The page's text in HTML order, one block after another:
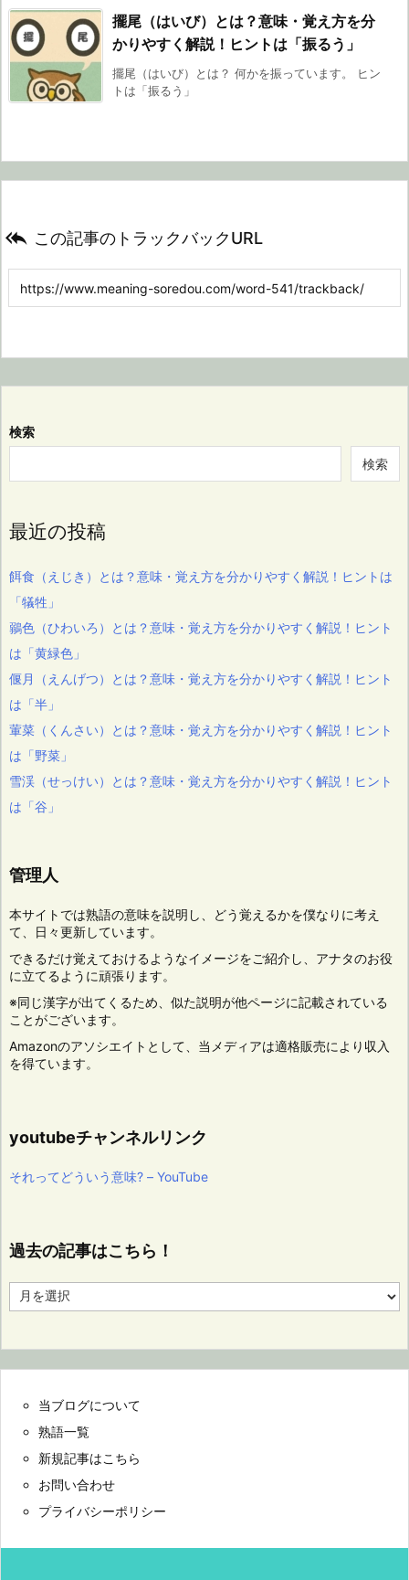
擺尾（はいび）とは？意味・覚え方を分
かりやすく解説！ヒントは「振るう」
擺尾（はいび）とは？ 何かを振っています。 ヒン
トは「振るう」
 この記事のトラックバックURL
検索
検索
最近の投稿
餌食（えじき）とは？意味・覚え方を分かりやすく解説！ヒントは
「犠牲」
鶸色（ひわいろ）とは？意味・覚え方を分かりやすく解説！ヒント
は「黄緑色」
偃月（えんげつ）とは？意味・覚え方を分かりやすく解説！ヒント
は「半」
葷菜（くんさい）とは？意味・覚え方を分かりやすく解説！ヒント
は「野菜」
雪渓（せっけい）とは？意味・覚え方を分かりやすく解説！ヒント
は「谷」
管理人
本サイトでは熟語の意味を説明し、どう覚えるかを僕なりに考え
て、日々更新しています。
できるだけ覚えておけるようなイメージをご紹介し、アナタのお役
に立てるように頑張ります。
※同じ漢字が出てくるため、似た説明が他ページに記載されている
ことがございます。
Amazonのアソシエイトとして、当メディアは適格販売により収入
を得ています。
youtubeチャンネルリンク
それってどういう意味? – YouTube
過去の記事はこちら！
去
ら！
当ブログについて
熟語一覧
新規記事はこちら
お問い合わせ
プライバシーポリシー